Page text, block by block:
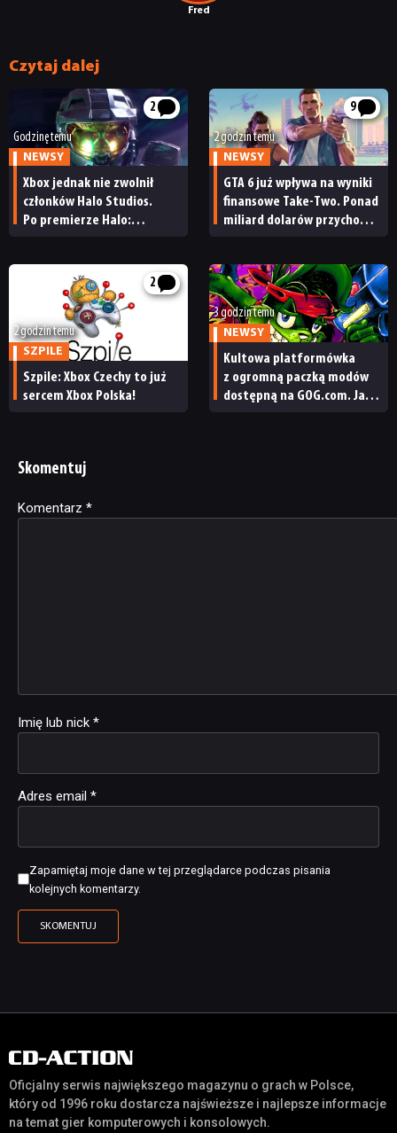
JUŻ GRALIŚMY
Fred
Czytaj dalej
2
Godzinę temu
NEWSY
Xbox jednak nie zwolnił
członków Halo Studios.
Po premierze Halo:
9
2 godzin temu
NEWSY
GTA 6 już wpływa na wyniki
finansowe Take-Two. Ponad
miliard dolarów przychodu
2
2 godzin temu
SZPILE
Szpile: Xbox Czechy to już
sercem Xbox Polska!
3 godzin temu
NEWSY
Kultowa platformówka
z ogromną paczką modów
dostępną na GOG.com. Jazz
Skomentuj
Komentarz *
Imię lub nick *
Adres email *
Zapamiętaj moje dane w tej przeglądarce podczas pisania
kolejnych komentarzy.
Alternative:
Oficjalny serwis największego magazynu o grach w Polsce,
który od 1996 roku dostarcza najświeższe i najlepsze informacje
na temat gier komputerowych i konsolowych.